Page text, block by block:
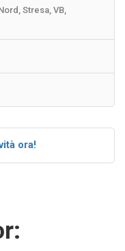
Stresa, VB,
ora!